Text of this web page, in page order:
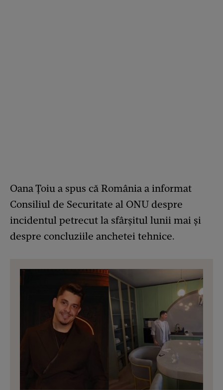
Oana Țoiu a spus că România a informat
Consiliul de Securitate al ONU despre
incidentul petrecut la sfârșitul lunii mai și
despre concluziile anchetei tehnice.